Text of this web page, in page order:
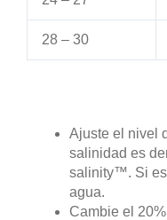
28 – 30
Ajuste el nivel
salinidad es
salinity™. Si es
agua.
Cambie el